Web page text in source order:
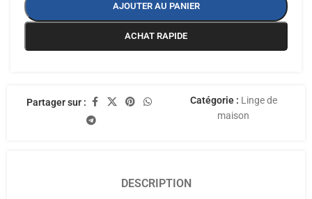
AJOUTER AU PANIER
ACHAT RAPIDE
Partager sur : Catégorie : Linge de
maison
DESCRIPTION